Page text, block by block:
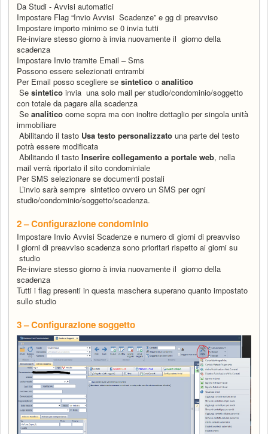
Da Studi - Avvisi automatici
Impostare Flag “Invio Avvisi Scadenze” e gg di preavviso
Impostare importo minimo se 0 invia tutti
Re-inviare stesso giorno à invia nuovamente il giorno della
scadenza
Impostare Invio tramite Email – Sms
Possono essere selezionati entrambi
Per Email posso scegliere se sintetico o analitico
Se sintetico invia una solo mail per studio/condominio/soggetto
con totale da pagare alla scadenza
Se analitico come sopra ma con inoltre dettaglio per singola unità
immobiliare
Abilitando il tasto Usa testo personalizzato una parte del testo
potrà essere modificata
Abilitando il tasto Inserire collegamento a portale web, nella
mail verrà riportato il sito condominiale
Per SMS selezionare se documenti postali
L’invio sarà sempre sintetico ovvero un SMS per ogni
studio/condominio/soggetto/scadenza.
2 – Configurazione condominio
Impostare Invio Avvisi Scadenze e numero di giorni di preavviso
I giorni di preavviso scadenza sono prioritari rispetto ai giorni su
studio
Re-inviare stesso giorno à invia nuovamente il giorno della
scadenza
Tutti i flag presenti in questa maschera superano quanto impostato
sullo studio
3 – Configurazione soggetto